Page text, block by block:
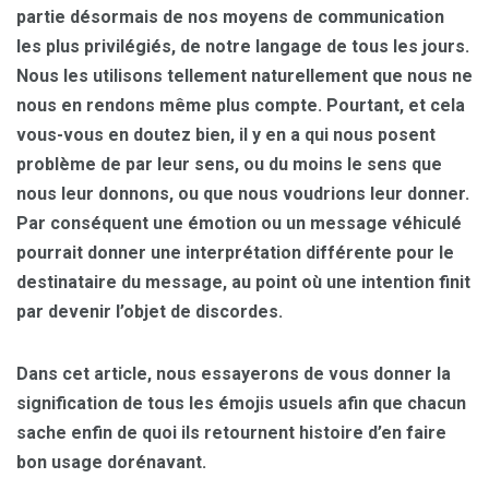
partie désormais de nos moyens de communication
les plus privilégiés, de notre langage de tous les jours.
Nous les utilisons tellement naturellement que nous ne
nous en rendons même plus compte. Pourtant, et cela
vous-vous en doutez bien, il y en a qui nous posent
problème de par leur sens, ou du moins le sens que
nous leur donnons, ou que nous voudrions leur donner.
Par conséquent une émotion ou un message véhiculé
pourrait donner une interprétation différente pour le
destinataire du message, au point où une intention finit
par devenir l’objet de discordes.
Dans cet article, nous essayerons de vous donner la
signification de tous les émojis usuels afin que chacun
sache enfin de quoi ils retournent histoire d’en faire
bon usage dorénavant.